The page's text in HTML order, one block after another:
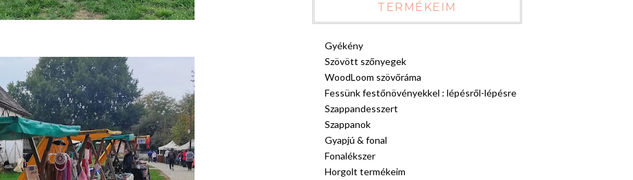
TERMÉKEIM
Gyékény
Szövött szőnyegek
WoodLoom szövőráma
Fessünk festőnövényekkel : lépésről-lépésre
Szappandesszert
Szappanok
Gyapjú & fonal
Fonalékszer
Horgolt termékeim